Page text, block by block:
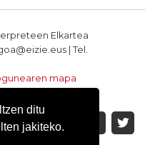
ditu
jakiteko.
Elkartea
| Tel.
mapa